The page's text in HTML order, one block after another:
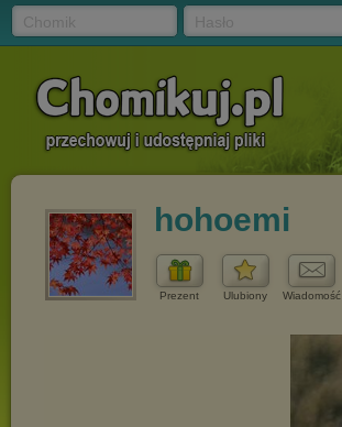
hohoemi
Prezent Ulubiony Wiadomość